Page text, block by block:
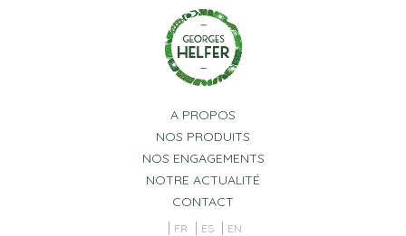
A PROPOS
NOS PRODUITS
NOS ENGAGEMENTS
NOTRE ACTUALITÉ
CONTACT
FR ES EN
Panneau de gestion des cookies